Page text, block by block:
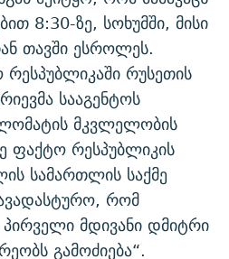
COVID-19
ᲘᲡᲢᲝᲠᲘᲐ
- ᲐᲛᲝᲣᲗᲥᲛᲔᲚᲘ ᲐᲛᲑᲐᲕᲘ
8:30-ზე, სოხუმში, მისი
თავში ესროლეს.
რუსეთის
სააგენტოს
მკვლელობის
ფაქტო რესპუბლიკის
სამართლის საქმე
რომ
მდივანი დმიტრი
გამოძიება“.